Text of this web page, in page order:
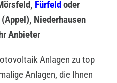
Fürfeldoder
Niederhausen
Anbieter
Anlagen zu top
Anlagen, die Ihnen